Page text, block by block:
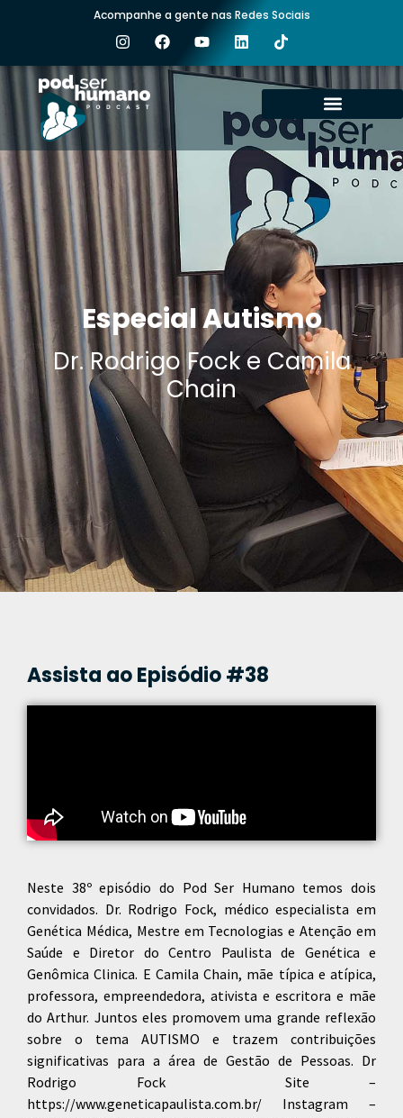
Acompanhe a gente nas Redes Sociais
Especial Autismo
Dr. Rodrigo Fock e Camila
Chain
Assista ao Episódio #38
Neste 38º episódio do Pod Ser Humano temos dois
convidados. Dr. Rodrigo Fock, médico especialista em
Genética Médica, Mestre em Tecnologias e Atenção em
Saúde e Diretor do Centro Paulista de Genética e
Genômica Clinica. E Camila Chain, mãe típica e atípica,
professora, empreendedora, ativista e escritora e mãe
do Arthur. Juntos eles promovem uma grande reflexão
sobre o tema AUTISMO e trazem contribuições
significativas para a área de Gestão de Pessoas. Dr
Rodrigo Fock Site –
https://www.geneticapaulista.com.br/ Instagram –